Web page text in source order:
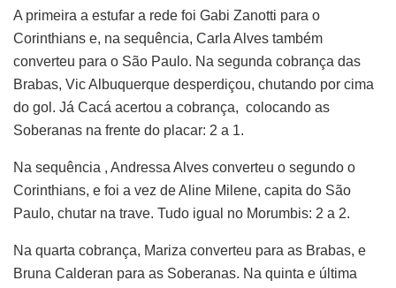
A primeira a estufar a rede foi Gabi Zanotti para o
Corinthians e, na sequência, Carla Alves também
converteu para o São Paulo. Na segunda cobrança das
Brabas, Vic Albuquerque desperdiçou, chutando por cima
do gol. Já Cacá acertou a cobrança, colocando as
Soberanas na frente do placar: 2 a 1.
Na sequência , Andressa Alves converteu o segundo o
Corinthians, e foi a vez de Aline Milene, capita do São
Paulo, chutar na trave. Tudo igual no Morumbis: 2 a 2.
Na quarta cobrança, Mariza converteu para as Brabas, e
Bruna Calderan para as Soberanas. Na quinta e última